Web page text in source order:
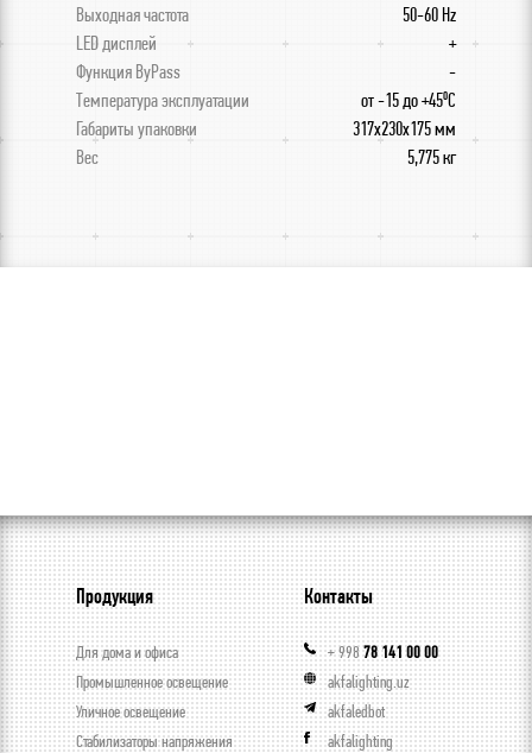
Выходная частота
50-60 Hz
LED дисплей
+
Функция ByPass
-
Температура эксплуатации
от -15 до +45⁰С
Габариты упаковки
317х230х175 мм
Вес
5,775 кг
Продукция
Для дома и офиса
Промышленное освещение
Уличное освещение
Стабилизаторы напряжения
Контакты
+ 99878 141 00 00
akfalighting.uz
akfaledbot
akfalighting